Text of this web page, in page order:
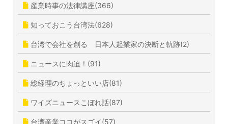
産業時事の法律講座(366)
知っておこう台湾法(628)
台湾で会社を創る 日本人起業家の決断と軌跡(2)
ニュースに肉迫！(91)
総経理のちょっといい店(81)
ワイズニュースこぼれ話(87)
台湾産業ココがスゴイ(57)